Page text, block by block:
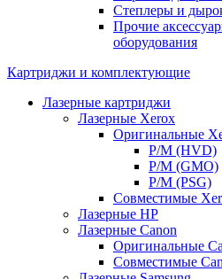
Степлеры и
Прочие
оборудования
Картриджи и комплектующие
Лазерные картриджи
Лазерные Xerox
Оригинальные
Р/М (HVD)
Р/М (GMO)
Р/М (PSG)
Совместимые
Лазерные HP
Лазерные Canon
Оригинальные
Совместимые